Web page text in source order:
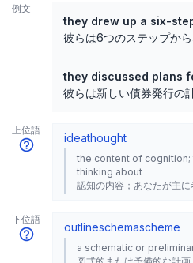
例文
they drew up a six-
彼らは6つのステップか
they discussed plans
彼らは新しい債券発行の
上位語
ideathought
the content of cognition;
thinking about
認知の内容；あなたが主に
下位語
outlineschemascheme
a schematic or